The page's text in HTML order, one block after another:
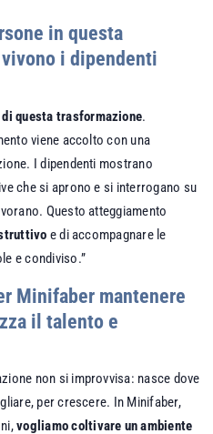
in questa
i dipendenti
questa trasformazione.
viene accolto con una
I dipendenti mostrano
che si aprono e si interrogano su
Questo atteggiamento
e di accompagnare le
e condiviso.”
Minifaber mantenere
il talento e
non si improvvisa: nasce dove
per crescere. In Minifaber,
vogliamo coltivare un ambiente